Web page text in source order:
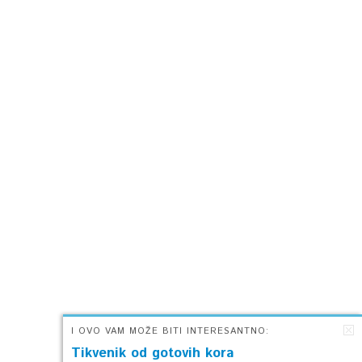
I OVO VAM MOŽE BITI INTERESANTNO:
Tikvenik od gotovih kora